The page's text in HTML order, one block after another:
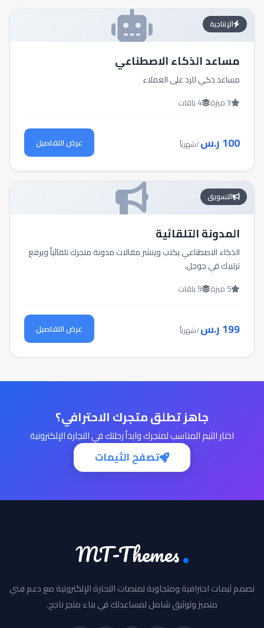
الإنتاجية
مساعد الذكاء الاصطناعي
مساعد ذكي للرد على العملاء
3 ميزة 4 باقات
100 ر.س /شهرياً عرض التفاصيل
التسويق
المدونة التلقائية
الذكاء الاصطناعي يكتب وينشر مقالات مدونة متجرك تلقائياً ويرفع
ترتيبك في جوجل.
5 ميزة 9 باقات
199 ر.س /شهرياً عرض التفاصيل
جاهز تطلق متجرك الاحترافي؟
اختار الثيم المناسب لمتجرك وابدأ رحلتك في التجارة الإلكترونية
تصفح الثيمات
MT-Themes
نصمم ثيمات احترافية ومتجاوبة لمنصات التجارة الإلكترونية مع دعم فني
متميز وتوثيق شامل لمساعدتك في بناء متجر ناجح.